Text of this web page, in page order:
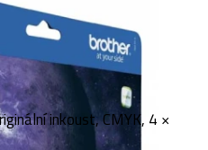
inkoust, CMYK, 4 ×